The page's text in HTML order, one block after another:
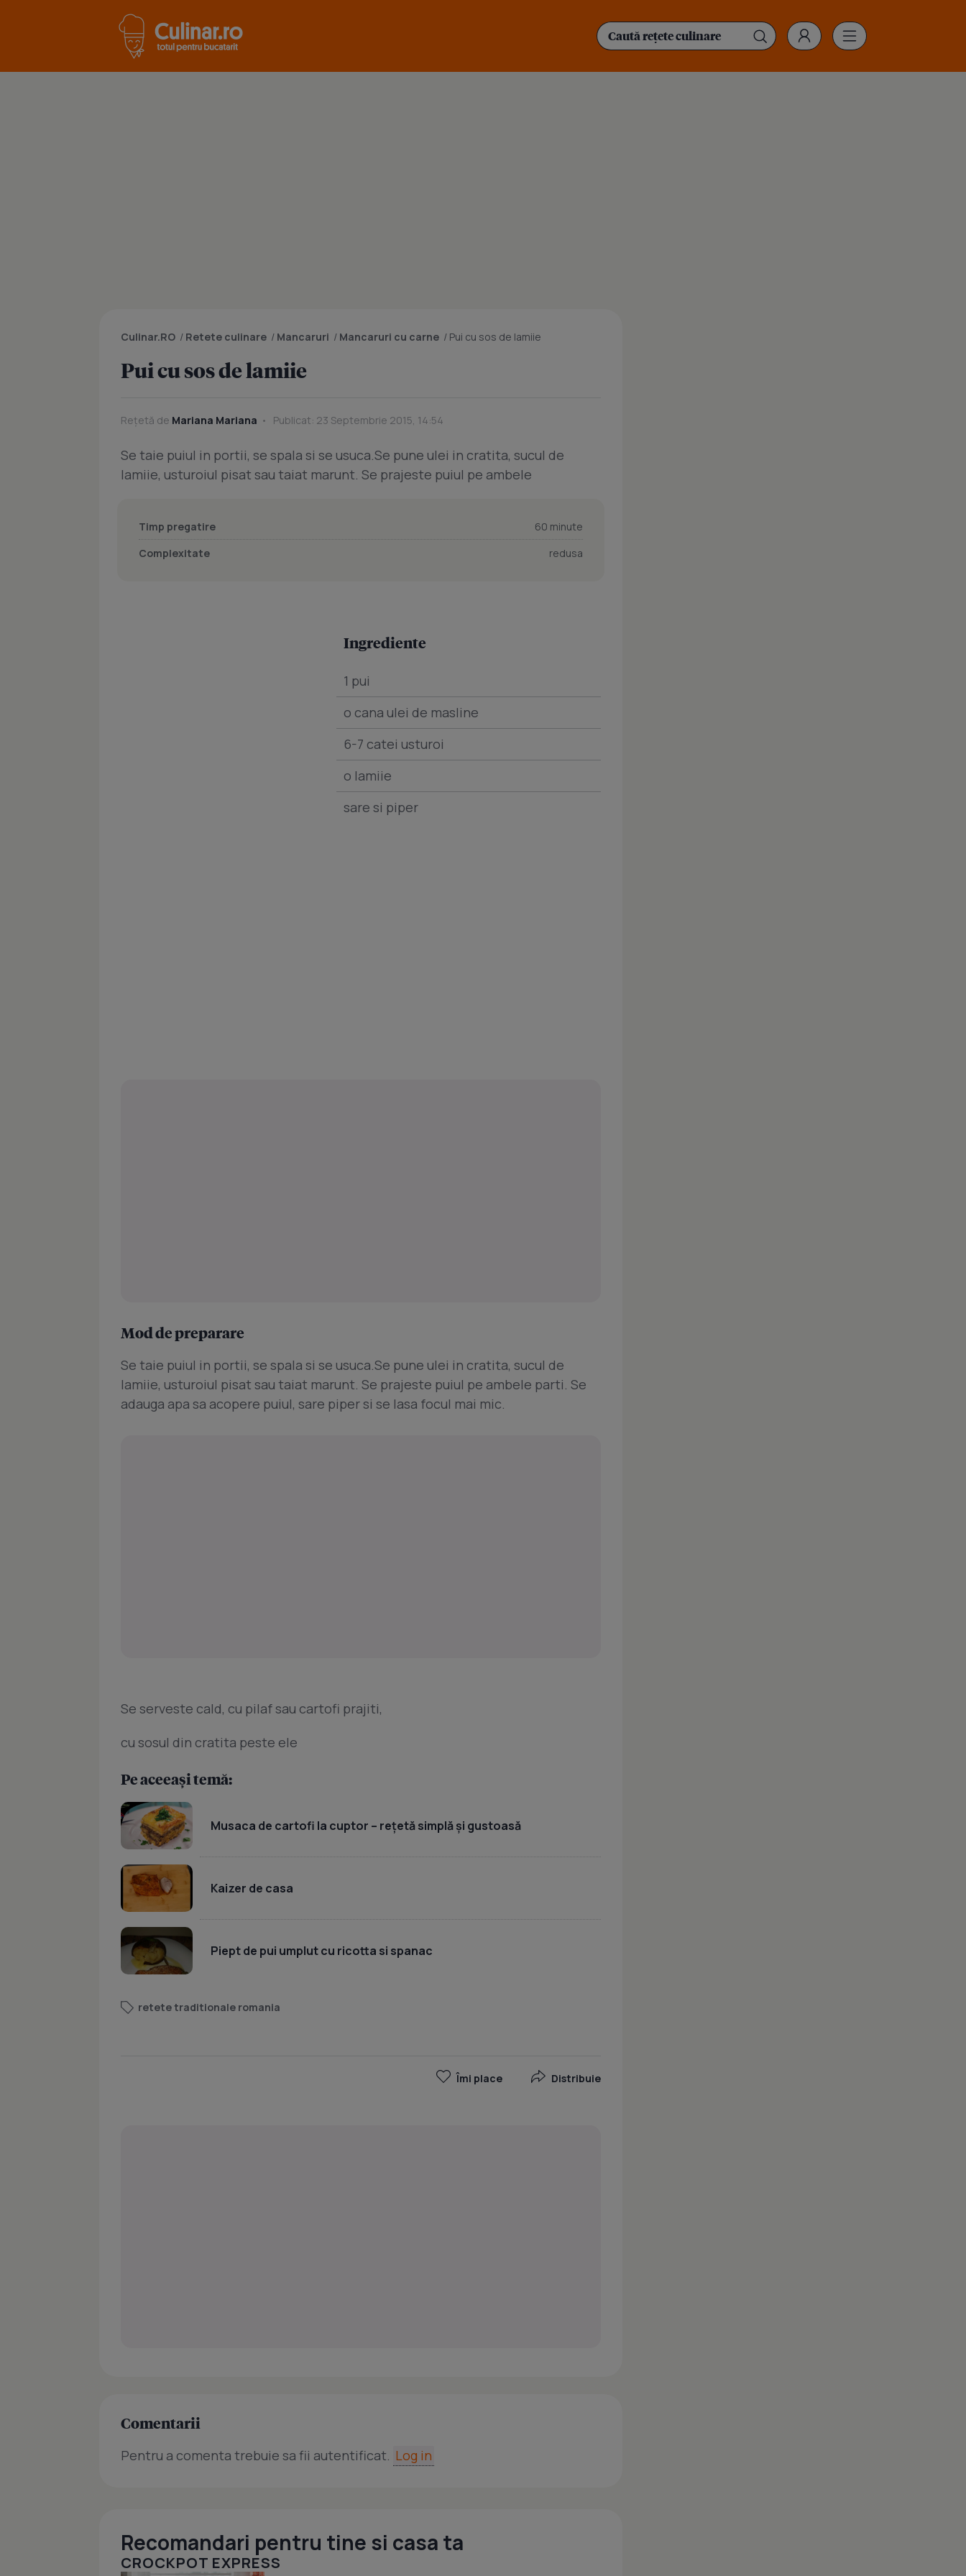
Culinar.RO / Retete culinare / Mancaruri / Mancaruri cu carne / Pui cu sos de lamiie
Pui cu sos de lamiie
Rețetă de Mariana Mariana Publicat: 23 Septembrie 2015, 14:54
Se taie puiul in portii, se spala si se usuca.Se pune ulei in cratita, sucul de
lamiie, usturoiul pisat sau taiat marunt. Se prajeste puiul pe ambele
Timp pregatire
60 minute
Complexitate
redusa
Ingrediente
1 pui
o cana ulei de masline
6-7 catei usturoi
o lamiie
sare si piper
Mod de preparare
Se taie puiul in portii, se spala si se usuca.Se pune ulei in cratita, sucul de
lamiie, usturoiul pisat sau taiat marunt. Se prajeste puiul pe ambele parti. Se
adauga apa sa acopere puiul, sare piper si se lasa focul mai mic.
Se serveste cald, cu pilaf sau cartofi prajiti,
cu sosul din cratita peste ele
Pe aceeași temă:
Musaca de cartofi la cuptor – rețetă simplă și gustoasă
Kaizer de casa
Piept de pui umplut cu ricotta si spanac
retete traditionale romania
Îmi place Distribuie
Comentarii
Pentru a comenta trebuie sa fii autentificat. Log in
Recomandari pentru tine si casa ta
CROCKPOT EXPRESS